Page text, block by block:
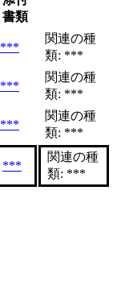
書類
***
関連の種
類: ***
***
関連の種
類: ***
***
関連の種
類: ***
***
関連の種
類: ***